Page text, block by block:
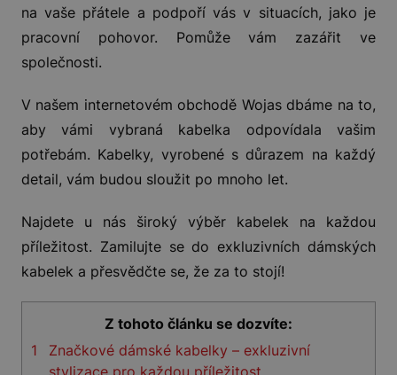
na vaše přátele a podpoří vás v situacích, jako je
pracovní pohovor. Pomůže vám zazářit ve
společnosti.
V našem internetovém obchodě Wojas dbáme na to,
aby vámi vybraná kabelka odpovídala vašim
potřebám. Kabelky, vyrobené s důrazem na každý
detail, vám budou sloužit po mnoho let.
Najdete u nás široký výběr kabelek na každou
příležitost. Zamilujte se do exkluzivních dámských
kabelek a přesvědčte se, že za to stojí!
Z tohoto článku se dozvíte:
1
Značkové dámské kabelky – exkluzivní